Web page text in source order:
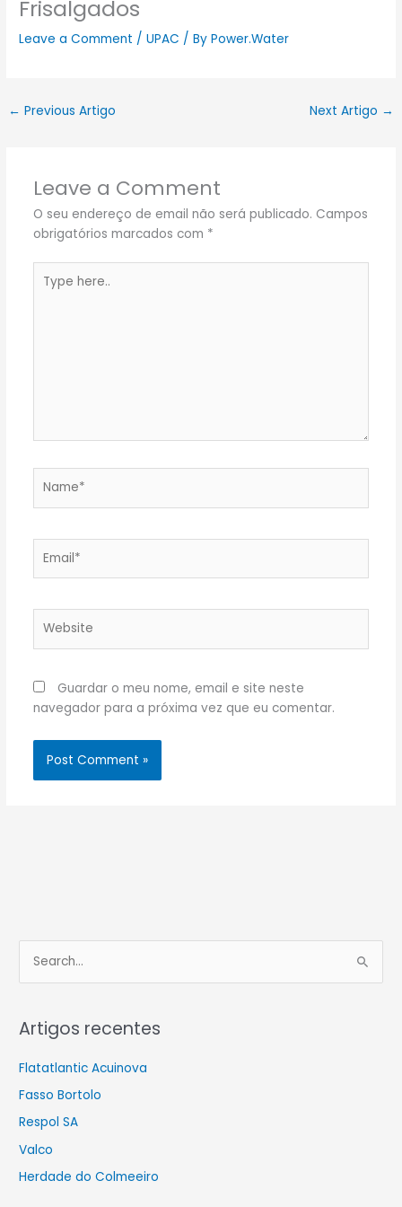
Frisalgados
Leave a Comment /UPAC / ByPower.Water
← Previous Artigo Next Artigo →
Leave a Comment
O seu endereço de email não será publicado. Campos
obrigatórios marcados com *
here..
Guardar o meu nome, email e site neste
navegador para a próxima vez que eu comentar.
e
r
c
r
:
Artigos recentes
Flatatlantic Acuinova
Fasso Bortolo
Respol SA
Valco
Herdade do Colmeeiro